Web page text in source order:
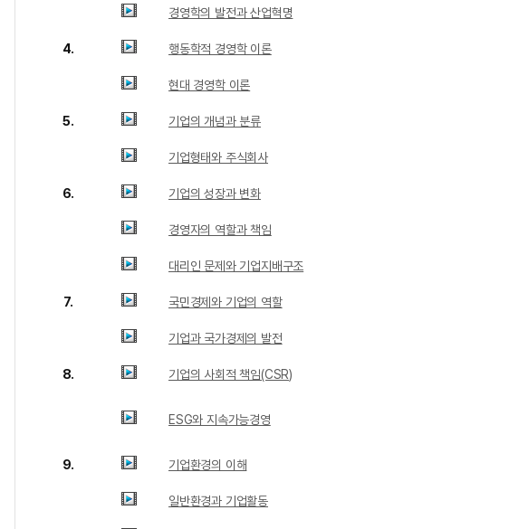
경영학의 발전과 산업혁명
4. 행동학적 경영학 이론
현대 경영학 이론
5. 기업의 개념과 분류
기업형태와 주식회사
6. 기업의 성장과 변화
경영자의 역할과 책임
대리인 문제와 기업지배구조
7. 국민경제와 기업의 역할
기업과 국가경제의 발전
8. 기업의 사회적 책임(CSR)
ESG와 지속가능경영
9. 기업환경의 이해
일반환경과 기업활동